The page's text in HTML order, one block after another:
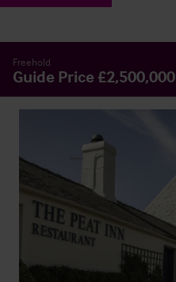
Freehold
Guide Price £2,500,000